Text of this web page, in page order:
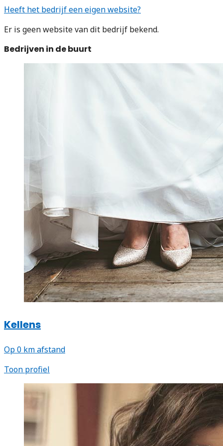
Heeft het bedrijf een eigen website?
Er is geen website van dit bedrijf bekend.
Bedrijven in de buurt
Kellens
Op 0 km afstand
Toon profiel